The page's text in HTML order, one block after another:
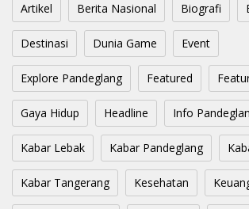
Artikel Berita Nasional Biografi
Destinasi Dunia Game Event
Explore Pandeglang Featured
Gaya Hidup Headline Info
Kabar Lebak Kabar Pandeglang
Kabar Tangerang Kesehatan